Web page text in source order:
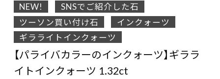
NEW!
SNSでご紹介した石
ツーソン買い付け石
インクォーツ
ギラライトインクォーツ
【パライバカラーのインクォーツ】ギララ
イトインクォーツ 1.32ct